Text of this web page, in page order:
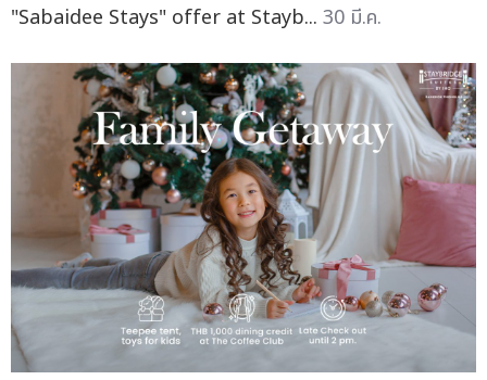
"Sabaidee Stays" offer at Stayb... 30 มี.ค.